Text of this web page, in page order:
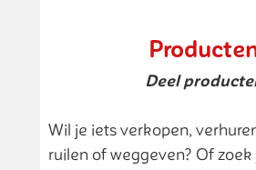
Deel
Wil je iets verkopen,
ruilen of weggeven? Of zoek